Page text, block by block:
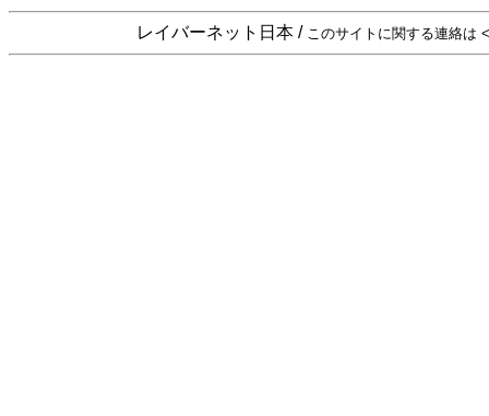
レイバーネット日本 / このサイトに関する連絡は